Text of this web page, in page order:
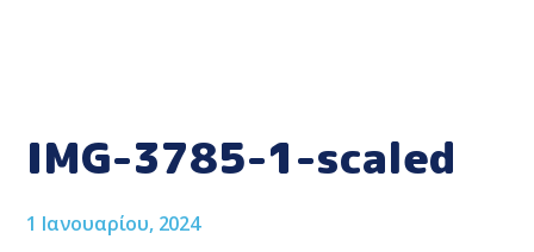
IMG-3785-1-scaled
1 Ιανουαρίου, 2024